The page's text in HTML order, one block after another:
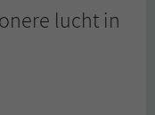
lucht in